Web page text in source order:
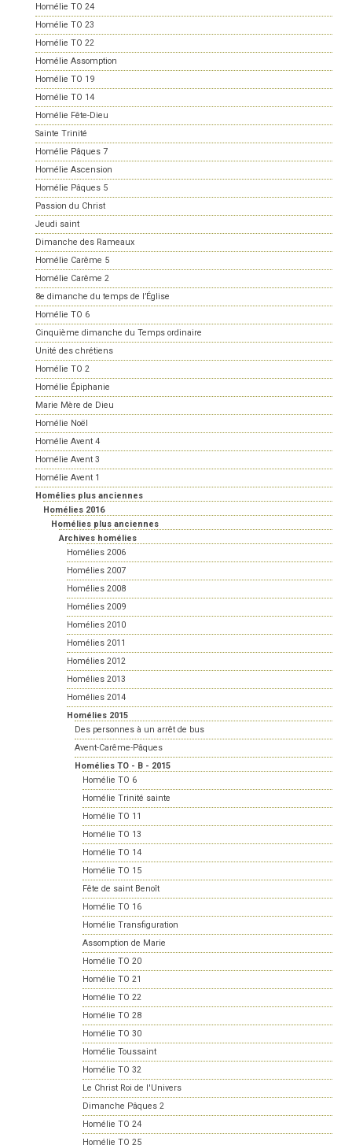
Homélie TO 24
Homélie TO 23
Homélie TO 22
Homélie Assomption
Homélie TO 19
Homélie TO 14
Homélie Fête-Dieu
Sainte Trinité
Homélie Pâques 7
Homélie Ascension
Homélie Pâques 5
Passion du Christ
Jeudi saint
Dimanche des Rameaux
Homélie Carême 5
Homélie Carême 2
8e dimanche du temps de l’Église
Homélie TO 6
Cinquième dimanche du Temps ordinaire
Unité des chrétiens
Homélie TO 2
Homélie Épiphanie
Marie Mère de Dieu
Homélie Noël
Homélie Avent 4
Homélie Avent 3
Homélie Avent 1
Homélies plus anciennes
Homélies 2016
Homélies plus anciennes
Archives homélies
Homélies 2006
Homélies 2007
Homélies 2008
Homélies 2009
Homélies 2010
Homélies 2011
Homélies 2012
Homélies 2013
Homélies 2014
Homélies 2015
Des personnes à un arrêt de bus
Avent-Carême-Pâques
Homélies TO - B - 2015
Homélie TO 6
Homélie Trinité sainte
Homélie TO 11
Homélie TO 13
Homélie TO 14
Homélie TO 15
Fête de saint Benoît
Homélie TO 16
Homélie Transfiguration
Assomption de Marie
Homélie TO 20
Homélie TO 21
Homélie TO 22
Homélie TO 28
Homélie TO 30
Homélie Toussaint
Homélie TO 32
Le Christ Roi de l'Univers
Dimanche Pâques 2
Homélie TO 24
Homélie TO 25